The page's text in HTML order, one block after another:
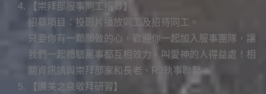
【崇拜部服事同工招募】
招募項目：投影片播放同工及招待同工。
只要你有一顆願做的心，歡迎你一起加入服事團隊，讓
我們一起體驗萬事都互相效力，叫愛神的人得益處！相
關資訊請與崇拜部家和長老、RJ執事聯繫。
【讚美之泉敬拜研習】